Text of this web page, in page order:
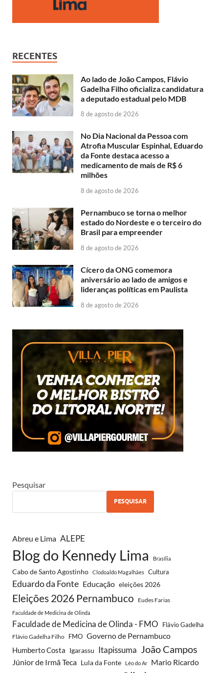
RECENTES
Ao lado de João Campos, Flávio
Gadelha Filho oficializa candidatura
a deputado estadual pelo MDB
8 de agosto de 2026
No Dia Nacional da Pessoa com
Atrofia Muscular Espinhal, Eduardo
da Fonte destaca acesso a
medicamento de mais de R$ 6
milhões
8 de agosto de 2026
Pernambuco se torna o melhor
estado do Nordeste e o terceiro do
Brasil para empreender
8 de agosto de 2026
Cícero da ONG comemora
aniversário ao lado de amigos e
lideranças políticas em Paulista
8 de agosto de 2026
Pesquisar
PESQUISAR
Abreu e Lima ALEPE
Blog do Kennedy Lima Brasília
Cabo de Santo Agostinho Clodoaldo Magalhães Cultura
Eduardo da Fonte Educação eleições 2026
Eleições 2026 Pernambuco Eudes Farias
Faculdade de Medicina de Olinda
Faculdade de Medicina de Olinda - FMO Flávio Gadelha
Flávio Gadelha Filho FMO Governo de Pernambuco
Humberto Costa Igarassu Itapissuma João Campos
Júnior de Irmã Teca Lula da Fonte Léo do Ar Mario Ricardo